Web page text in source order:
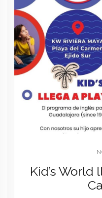
Kid’s World